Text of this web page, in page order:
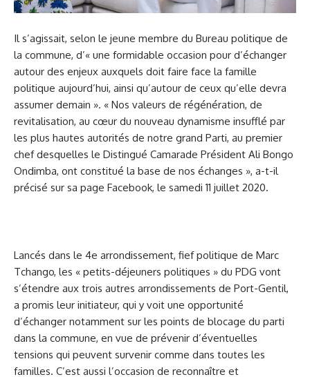
Il s’agissait, selon le jeune membre du Bureau politique de
la commune, d’« une formidable occasion pour d’échanger
autour des enjeux auxquels doit faire face la famille
politique aujourd’hui, ainsi qu’autour de ceux qu’elle devra
assumer demain ». « Nos valeurs de régénération, de
revitalisation, au cœur du nouveau dynamisme insufflé par
les plus hautes autorités de notre grand Parti, au premier
chef desquelles le Distingué Camarade Président Ali Bongo
Ondimba, ont constitué la base de nos échanges », a-t-il
précisé sur sa page Facebook, le samedi 11 juillet 2020.
Lancés dans le 4e arrondissement, fief politique de Marc
Tchango, les « petits-déjeuners politiques » du PDG vont
s’étendre aux trois autres arrondissements de Port-Gentil,
a promis leur initiateur, qui y voit une opportunité
d’échanger notamment sur les points de blocage du parti
dans la commune, en vue de prévenir d’éventuelles
tensions qui peuvent survenir comme dans toutes les
familles. C’est aussi l’occasion de reconnaître et